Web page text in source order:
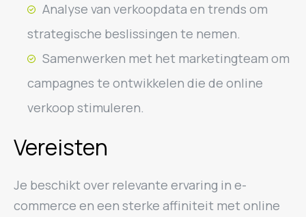
Analyse van verkoopdata en trends om
strategische beslissingen te nemen.
Samenwerken met het marketingteam om
campagnes te ontwikkelen die de online
verkoop stimuleren.
Vereisten
Je beschikt over relevante ervaring in e-
commerce en een sterke affiniteit met online